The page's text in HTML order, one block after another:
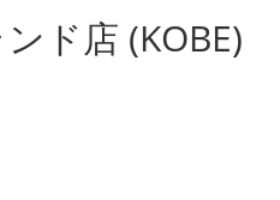
ド店 (KOBE)